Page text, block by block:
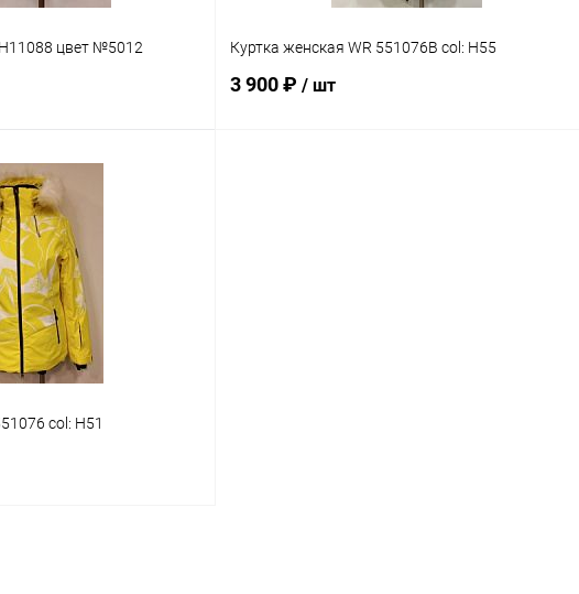
цвет №5012
В корзину
В наличии
Куртка женская WR 551076B col: H55
3 900 ₽ / шт
col: H51